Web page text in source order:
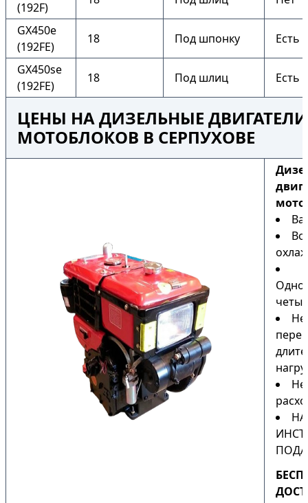
(192F)
GX450e
(192FE)
18 Под шпонку Есть
GX450se
(192FE)
18 Под шлиц Есть
ЦЕНЫ НА ДИЗЕЛЬНЫЕ
МОТОБЛОКОВ В СЕРПУХОВЕ
Не